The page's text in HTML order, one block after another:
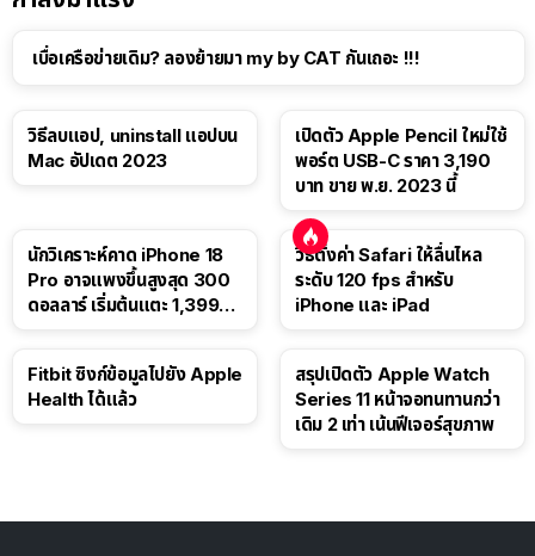
เบื่อเครือข่ายเดิม? ลองย้ายมา my by CAT กันเถอะ !!!
วิธีลบแอป, uninstall แอปบน
Mac อัปเดต 2023
เปิดตัว Apple Pencil ใหม่ใช้
พอร์ต USB-C ราคา 3,190
บาท ขาย พ.ย. 2023 นี้
นักวิเคราะห์คาด iPhone 18
Pro อาจแพงขึ้นสูงสุด 300
ดอลลาร์ เริ่มต้นแตะ 1,399
วิธีตั้งค่า Safari ให้ลื่นไหล
ระดับ 120 fps สำหรับ
iPhone และ iPad
Fitbit ซิงก์ข้อมูลไปยัง Apple
Health ได้แล้ว
สรุปเปิดตัว Apple Watch
Series 11 หน้าจอทนทานกว่า
เดิม 2 เท่า เน้นฟีเจอร์สุขภาพ